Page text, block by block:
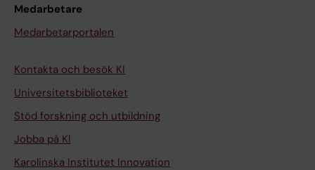
Medarbetare
Medarbetarportalen
Kontakta och besök KI
Universitetsbiblioteket
Stöd forskning och utbildning
Jobba på KI
Karolinska Institutet Innovation